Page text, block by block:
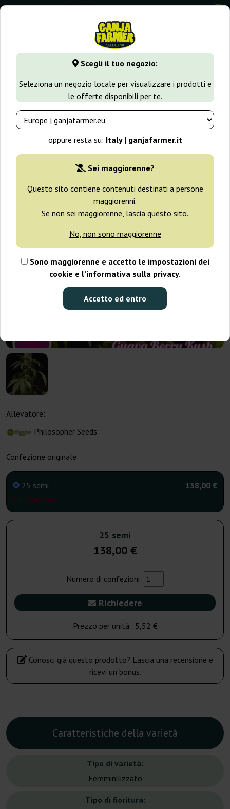
Scegli il tuo negozio:
Seleziona un negozio locale per visualizzare i prodotti e
le offerte disponibili per te.
oppure resta su: Italy | ganjafarmer.it
Sei maggiorenne?
Questo sito contiene contenuti destinati a persone
maggiorenni.
Se non sei maggiorenne, lascia questo sito.
No, non sono maggiorenne
Sono maggiorenne e accetto le impostazioni dei
cookie e l’informativa sulla privacy.
Accetto ed entro
0
GanjaFarmer.it Varietà di Cannabis Kush Guava Berry
Philosopher Seeds
Allevatore:
Philosopher Seeds
Confezione originale:
25 semi
Non disponibile
138,00 €
25 semi
138,00 €
Numero di confezioni:
Richiedere
Prezzo per unità.: 5,52 €
Conosci già questo prodotto? Lascia una recensione e
ricevi un bonus.
Caratteristiche della varietà
Tipo di varietà:
Femminilizzato
Tipo di fioritura: